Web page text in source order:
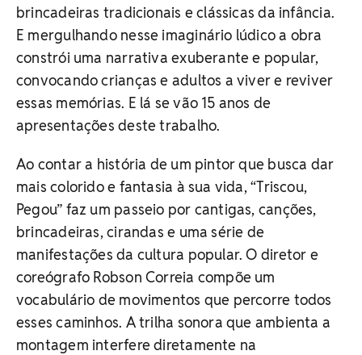
brincadeiras tradicionais e clássicas da infância.
E mergulhando nesse imaginário lúdico a obra
constrói uma narrativa exuberante e popular,
convocando crianças e adultos a viver e reviver
essas memórias. E lá se vão 15 anos de
apresentações deste trabalho.
Ao contar a história de um pintor que busca dar
mais colorido e fantasia à sua vida, “Triscou,
Pegou” faz um passeio por cantigas, canções,
brincadeiras, cirandas e uma série de
manifestações da cultura popular. O diretor e
coreógrafo Robson Correia compõe um
vocabulário de movimentos que percorre todos
esses caminhos. A trilha sonora que ambienta a
montagem interfere diretamente na